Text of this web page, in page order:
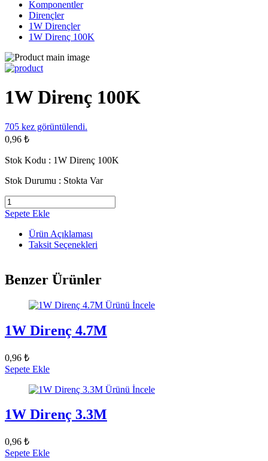
Komponentler
Dirençler
1W Dirençler
1W Direnç 100K
1W Direnç 100K
705 kez görüntülendi.
0,96 ₺
Stok Kodu : 1W Direnç 100K
Stok Durumu : Stokta Var
Sepete Ekle
Ürün Açıklaması
Taksit Seçenekleri
Benzer Ürünler
Ürünü İncele
1W Direnç 4.7M
0,96 ₺
Sepete Ekle
Ürünü İncele
1W Direnç 3.3M
0,96 ₺
Sepete Ekle